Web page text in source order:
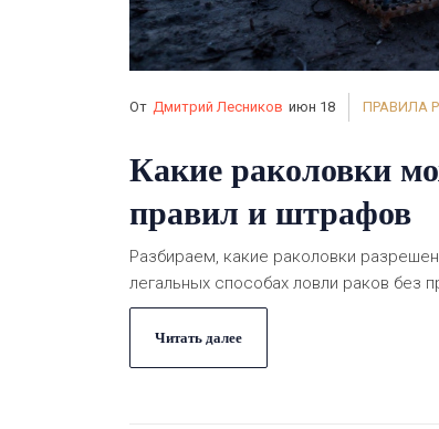
От Дмитрий Лесников июн 18 ПРАВИЛА
Какие раколовки
правил и штрафов
Разбираем, какие раколовки
легальных способах ловли раков без
Читать далее